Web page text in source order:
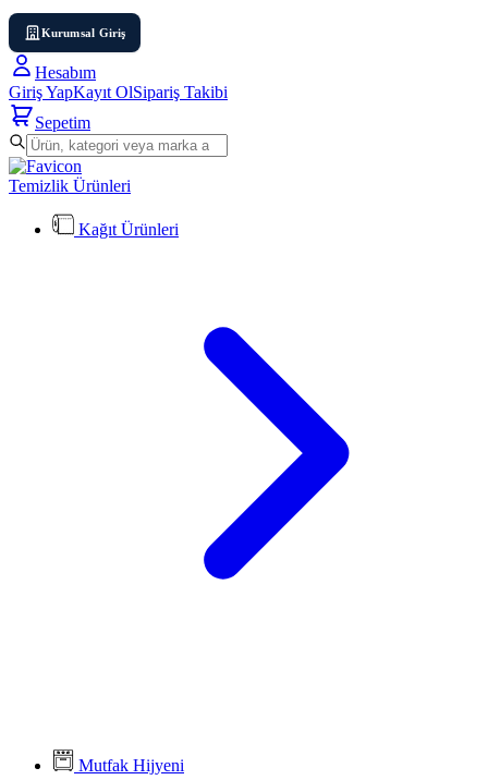
Kurumsal Giriş
Hesabım
Giriş YapKayıt OlSipariş Takibi
Sepetim
Temizlik Ürünleri
Kağıt Ürünleri
Mutfak Hijyeni